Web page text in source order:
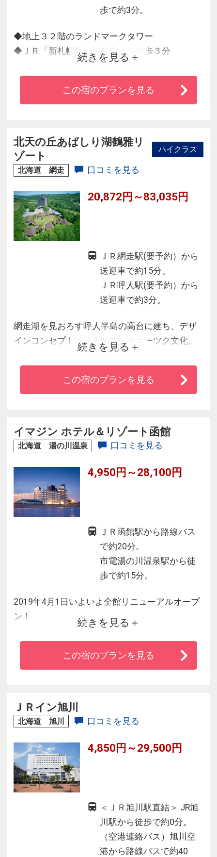
歩で約3分。
◆地上３２階のランドマークタワー
◆ＪＲ「新札幌駅」改札口より徒歩３分
地下鉄東西線「新さっぽろ駅」９番出入口より
徒歩１分
「新千歳空港」よりＪＲ快速エアポートで２８
◆ホテル最上階、地上１１５ｍの高さを誇る朝
食会場からの絶景がお勧め！
◆２，０００平米の広さを誇る大浴場「スパ・
続きを見る
この宿のプランを見る
北天の丘あばしり湖鶴雅リ
ゾート
ハイクラス
北海道 網走 口コミを見る
20,872円～83,035円
ＪＲ網走駅(要予約）から
送迎車で約15分。
ＪＲ呼人駅(要予約）から
送迎車で約3分。
網走湖を見おろす呼人半島の高台に建ち、デザ
インコンセプトは北方民族とオホーツク文化。
自慢の露天風呂付客室の他、和室・洋室・和洋
室・洋座室など多彩な客室をご用意。
太古の浪漫あふれる北天の丘の休日を、こころ
続きを見る
この宿のプランを見る
イマジン ホテル＆リゾート函館
北海道 湯の川温泉 口コミを見る
4,950円～28,100円
ＪＲ函館駅から路線バス
で約20分。
市電湯の川温泉駅から徒
歩で約15分。
2019年4月1日いよいよ全館リニューアルオープ
ン！
イマジンホテル＆リゾート函館は、耐震補強・
リニューアル工事を終え、
さらに安心・快適にお過ごしいただける空間に
続きを見る
この宿のプランを見る
ＪＲイン旭川
北海道 旭川 口コミを見る
4,850円～29,500円
＜ＪＲ旭川駅直結＞ JR旭
川駅から徒歩で約0分。
（空港連絡バス）旭川空
港から路線バスで約40